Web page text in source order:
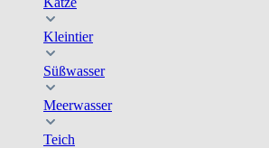
Kleintier
Süßwasser
Meerwasser
Teich